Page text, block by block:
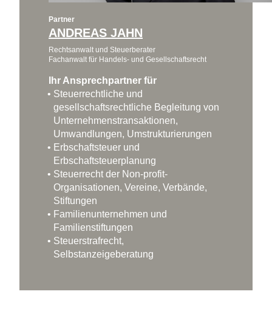
Partner
ANDREAS JAHN
Rechtsanwalt und Steuerberater
Fachanwalt für Handels- und Gesellschaftsrecht
Ihr Ansprechpartner für
Steuerrechtliche und
gesellschaftsrechtliche Begleitung von
Unternehmenstransaktionen,
Umwandlungen, Umstrukturierungen
Erbschaftsteuer und
Erbschaftsteuerplanung
Steuerrecht der Non-profit-
Organisationen, Vereine, Verbände,
Stiftungen
Familienunternehmen und
Familienstiftungen
Steuerstrafrecht,
Selbstanzeigeberatung